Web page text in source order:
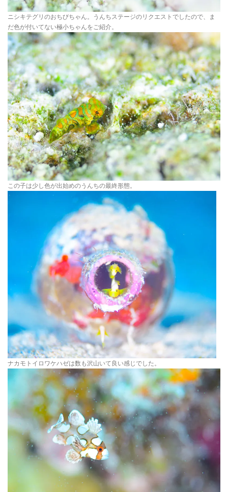
ニシキテグリのおちびちゃん。うんちステージのリクエストでしたので、ま
だ色が付いてない極小ちゃんをご紹介。
この子は少し色が出始めのうんちの最終形態。
ナカモトイロワケハゼは数も沢山いて良い感じでした。